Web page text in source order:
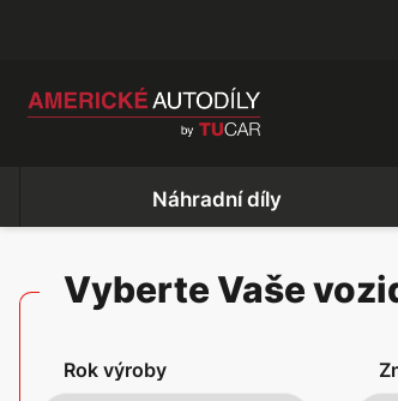
Náhradní díly
Vyberte Vaše
Rok výroby